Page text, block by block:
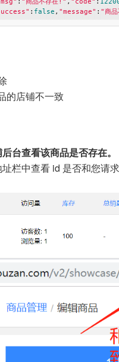
: false , "message" : "商品
的店铺不一致
台查看该商品是否存在。
栏中查看 id 是否和您请